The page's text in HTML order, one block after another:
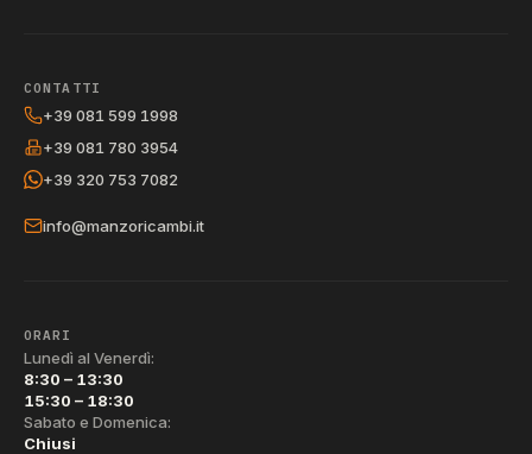
CONTATTI
+39 081 599 1998
+39 081 780 3954
+39 320 753 7082
info@manzoricambi.it
ORARI
Lunedì al Venerdì:
8:30 – 13:30
15:30 – 18:30
Sabato e Domenica:
Chiusi